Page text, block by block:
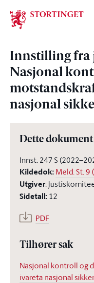
Stortinget.no
Innstilling fra
Nasjonal
nasjonal
Dette dokument
Innst. 247 S
Kildedok: Meld. St. 9
Utgiver:
Sidetall: 12
PDF
Tilhører sak
Nasjonal kontroll og
ivareta nasjonal